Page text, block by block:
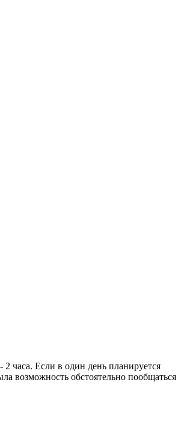
часа. Если в один день планируется
возможность обстоятельно пообщаться